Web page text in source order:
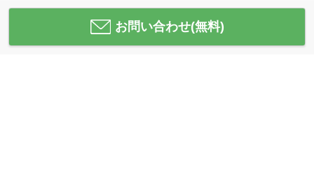
お問い合わせ(無料)